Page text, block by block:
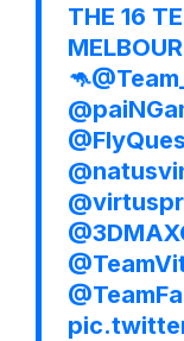
THE 16
🦘